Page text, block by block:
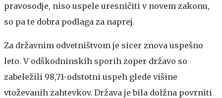
pravosodje, niso uspele uresničiti v novem zakonu,
so pa te dobra podlaga za naprej.
Za državnim odvetništvom je sicer znova uspešno
leto. V odškodninskih sporih zoper državo so
zabeležili 98,71-odstotni uspeh glede višine
vtoževanih zahtevkov. Država je bila dolžna povrniti